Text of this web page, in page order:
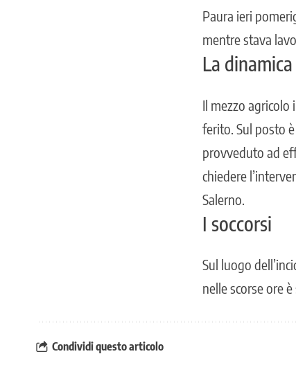
Paura ieri
mentre stava
La
Il mezzo
ferito. Sul posto
provveduto ad
chiedere
Salerno.
I soccorsi
Sul luogo
nelle scorse ore
Condividi questo articolo